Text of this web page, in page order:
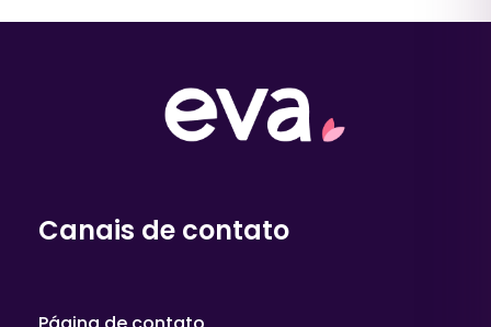
Canais de contato